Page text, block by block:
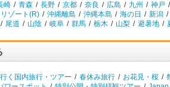
崎 / 青森 / 長野 / 京都 / 奈良 / 広島 / 九州 / 神戸 /
ゾート(R) / 沖縄離島 / 沖縄本島 / 海の日 / 新潟 /
/ 尾道 / 山陰 / 岐阜 / 群馬 / 栃木 / 山梨 / 避暑地 /
く国内旅行・ツアー / 春休み旅行 / お花見・桜 /